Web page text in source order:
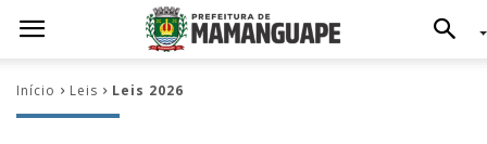
Início Leis Leis 2026